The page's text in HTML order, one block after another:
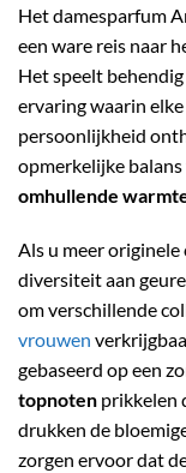
Het damesparfum
een ware reis naar
Het speelt
ervaring waarin
persoonlijkheid
opmerkelijke balans
omhullende
Als u meer
diversiteit aan
om verschillende
vrouwen
gebaseerd op een
topnoten prikkelen
drukken de
zorgen ervoor dat